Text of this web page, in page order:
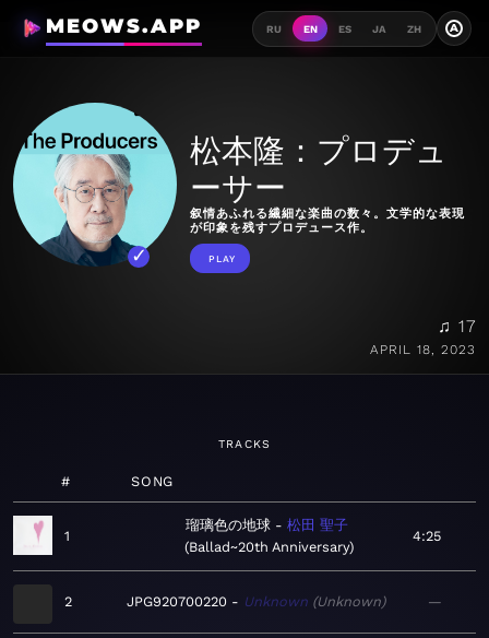
MEOWS.APP RU EN ES JA ZH A
松本隆：プロデュ
ーサー
叙情あふれる繊細な楽曲の数々。文学的な表現
が印象を残すプロデュース作。
PLAY
♫ 17
APRIL 18, 2023
TRACKS
# SONG
1
瑠璃色の地球
松田 聖子
Ballad~20th Anniversary
4:25
2 JPG920700220 Unknown Unknown —